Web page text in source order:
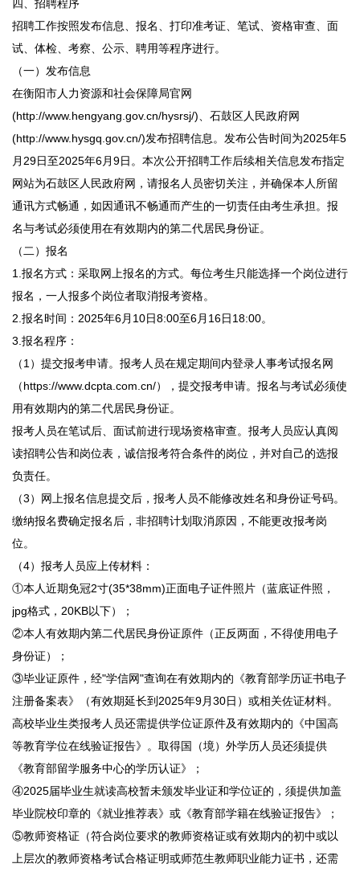
四、招聘程序
招聘工作按照发布信息、报名、打印准考证、笔试、资格审查、面
试、体检、考察、公示、聘用等程序进行。
（一）发布信息
在衡阳市人力资源和社会保障局官网
(http://www.hengyang.gov.cn/hysrsj/)、石鼓区人民政府网
(http://www.hysgq.gov.cn/)发布招聘信息。发布公告时间为2025年5
月29日至2025年6月9日。本次公开招聘工作后续相关信息发布指定
网站为石鼓区人民政府网，请报名人员密切关注，并确保本人所留
通讯方式畅通，如因通讯不畅通而产生的一切责任由考生承担。报
名与考试必须使用在有效期内的第二代居民身份证。
（二）报名
1.报名方式：采取网上报名的方式。每位考生只能选择一个岗位进行
报名，一人报多个岗位者取消报考资格。
2.报名时间：2025年6月10日8:00至6月16日18:00。
3.报名程序：
（1）提交报考申请。报考人员在规定期间内登录人事考试报名网
（https://www.dcpta.com.cn/），提交报考申请。报名与考试必须使
用有效期内的第二代居民身份证。
报考人员在笔试后、面试前进行现场资格审查。报考人员应认真阅
读招聘公告和岗位表，诚信报考符合条件的岗位，并对自己的选报
负责任。
（3）网上报名信息提交后，报考人员不能修改姓名和身份证号码。
缴纳报名费确定报名后，非招聘计划取消原因，不能更改报考岗
位。
（4）报考人员应上传材料：
①本人近期免冠2寸(35*38mm)正面电子证件照片（蓝底证件照，
jpg格式，20KB以下）；
②本人有效期内第二代居民身份证原件（正反两面，不得使用电子
身份证）；
③毕业证原件，经"学信网"查询在有效期内的《教育部学历证书电子
注册备案表》（有效期延长到2025年9月30日）或相关佐证材料。
高校毕业生类报考人员还需提供学位证原件及有效期内的《中国高
等教育学位在线验证报告》。取得国（境）外学历人员还须提供
《教育部留学服务中心的学历认证》；
④2025届毕业生就读高校暂未颁发毕业证和学位证的，须提供加盖
毕业院校印章的《就业推荐表》或《教育部学籍在线验证报告》；
⑤教师资格证（符合岗位要求的教师资格证或有效期内的初中或以
上层次的教师资格考试合格证明或师范生教师职业能力证书，还需